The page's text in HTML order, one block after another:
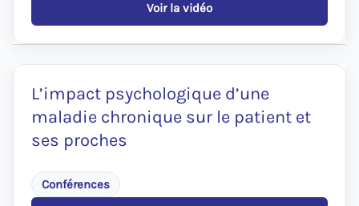
Voir la vidéo
:
Remettre
du
sa
vie
:
L’impact psychologique d’une
maladie chronique sur le patient et
ses proches
Conférences